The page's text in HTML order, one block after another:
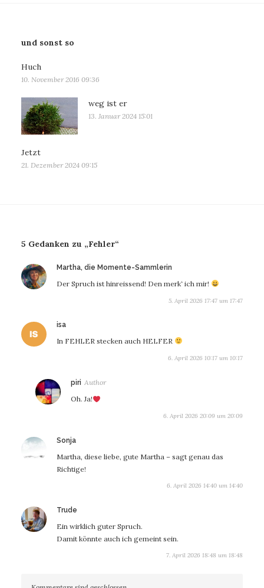
und sonst so
Huch
10. November 2016 09:36
weg ist er
13. Januar 2024 15:01
Jetzt
21. Dezember 2024 09:15
5 Gedanken zu „Fehler“
Martha, die Momente-Sammlerin
Der Spruch ist hinreissend! Den merk‘ ich mir!
5. April 2026 17:47 um 17:47
isasagt:
In FEHLER stecken auch HELFER
6. April 2026 10:17 um 10:17
piri sagt:
Oh. Ja!
6. April 2026 20:09 um 20:09
Sonja
Martha, diese liebe, gute Martha – sagt genau das
Richtige!
6. April 2026 14:40 um 14:40
Trude
Ein wirklich guter Spruch.
Damit könnte auch ich gemeint sein.
7. April 2026 18:48 um 18:48